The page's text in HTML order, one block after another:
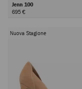
Jenn 100
695 €
Nuova Stagione